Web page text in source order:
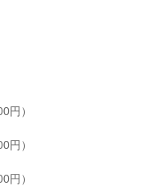
円）
円）
円）